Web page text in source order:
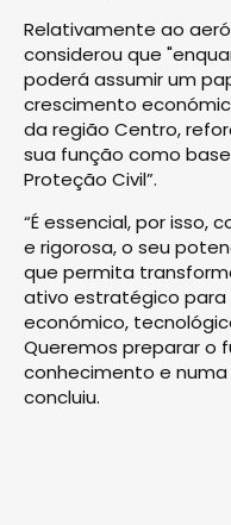
Relativamente ao
considerou que
poderá assumir um
crescimento
da região Centro,
sua função como
Proteção Civil”.
“É essencial, por isso,
e rigorosa, o seu
que permita
ativo estratégico para
económico,
Queremos preparar o
conhecimento e
concluiu.